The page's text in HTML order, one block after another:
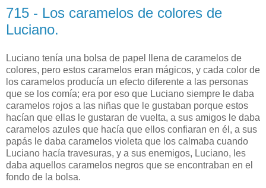
715 - Los caramelos de colores de
Luciano.
Luciano tenía una bolsa de papel llena de caramelos de
colores, pero estos caramelos eran mágicos, y cada color de
los caramelos producía un efecto diferente a las personas
que se los comía; era por eso que Luciano siempre le daba
caramelos rojos a las niñas que le gustaban porque estos
hacían que ellas le gustaran de vuelta, a sus amigos le daba
caramelos azules que hacía que ellos confiaran en él, a sus
papás le daba caramelos violeta que los calmaba cuando
Luciano hacía travesuras, y a sus enemigos, Luciano, les
daba aquellos caramelos negros que se encontraban en el
fondo de la bolsa.